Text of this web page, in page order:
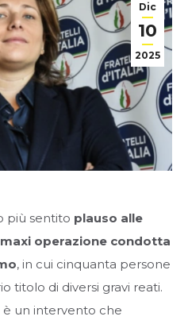
Dic
10
2025
più sentito plauso alle
operazione condotta
, in cui cinquanta persone
titolo di diversi gravi reati.
un intervento che